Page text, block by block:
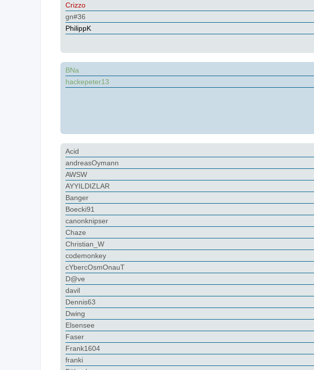
Crizzo
gn#36
PhilippK
BNa
hackepeter13
Acid
andreasOymann
AWSW
AYYILDIZLAR
Banger
Boecki91
canonknipser
Chaze
Christian_W
codemonkey
cYbercOsmOnauT
D@ve
davil
Dennis63
Dwing
Elsensee
Faser
Frank1604
franki